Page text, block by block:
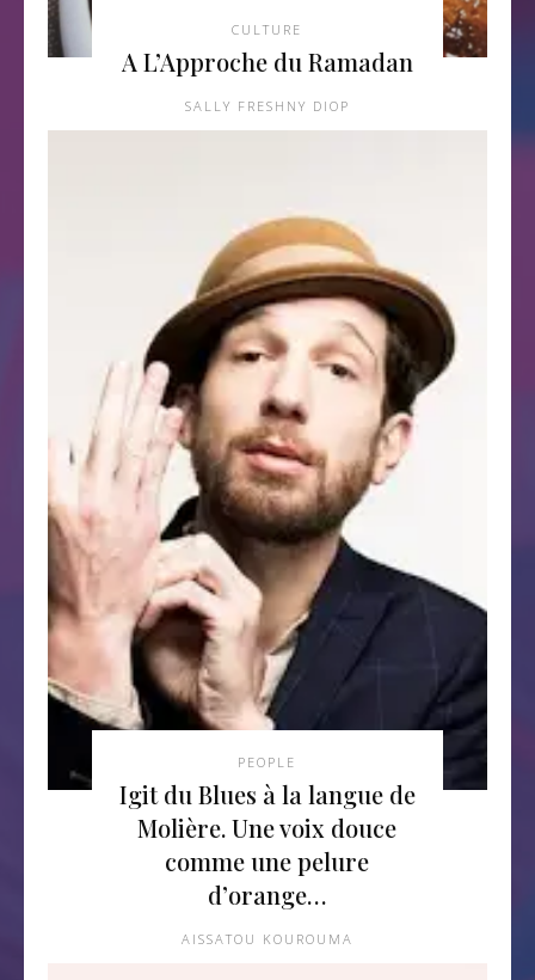
CULTURE
A L’Approche du Ramadan
SALLY FRESHNY DIOP
PEOPLE
Igit du Blues à la langue de
Molière. Une voix douce
comme une pelure
d’orange…
AISSATOU KOUROUMA